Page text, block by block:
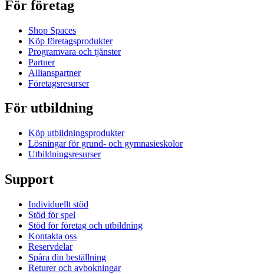
För företag
Shop Spaces
Köp företagsprodukter
Programvara och tjänster
Partner
Allianspartner
Företagsresurser
För utbildning
Köp utbildningsprodukter
Lösningar för grund- och gymnasieskolor
Utbildningsresurser
Support
Individuellt stöd
Stöd för spel
Stöd för företag och utbildning
Kontakta oss
Reservdelar
Spåra din beställning
Returer och avbokningar